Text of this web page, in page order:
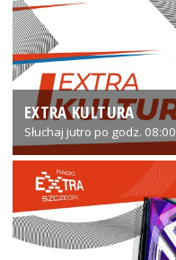
EXTRA KULTURA
Słuchaj jutro po godz. 08:00